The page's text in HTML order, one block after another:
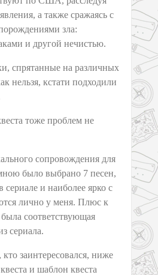
а также сражаясь с
зла:
и другой нечистью.
спрятанные на различных
нельзя, кстати подходили
тоже проблем не
сопровождения для
было выбрано 7 песен,
сериале и наиболее ярко с
лично у меня. Плюс к
соответствующая
сериала.
заинтересовался, ниже
и шаблон квеста